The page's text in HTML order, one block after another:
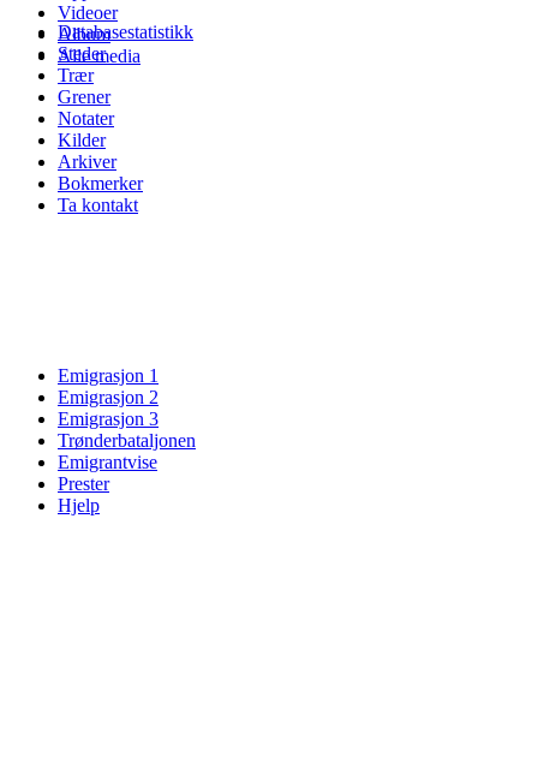
Videoer
Album
Alle media
Databasestatistikk
Steder
Trær
Grener
Notater
Kilder
Arkiver
Bokmerker
Ta kontakt
Emigrasjon 1
Emigrasjon 2
Emigrasjon 3
Trønderbataljonen
Emigrantvise
Prester
Hjelp